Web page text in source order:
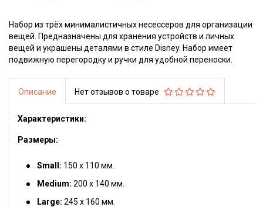
Набор из трёх минималистичных несессеров для организации
вещей. Предназначены для хранения устройств и личных
вещей и украшены деталями в стиле Disney. Набор имеет
подвижную перегородку и ручки для удобной переноски.
Описание Нет отзывов о товаре
Характеристики:
Размеры:
Small: 150 х 110 мм.
Medium: 200 х 140 мм.
Large: 245 х 160 мм.